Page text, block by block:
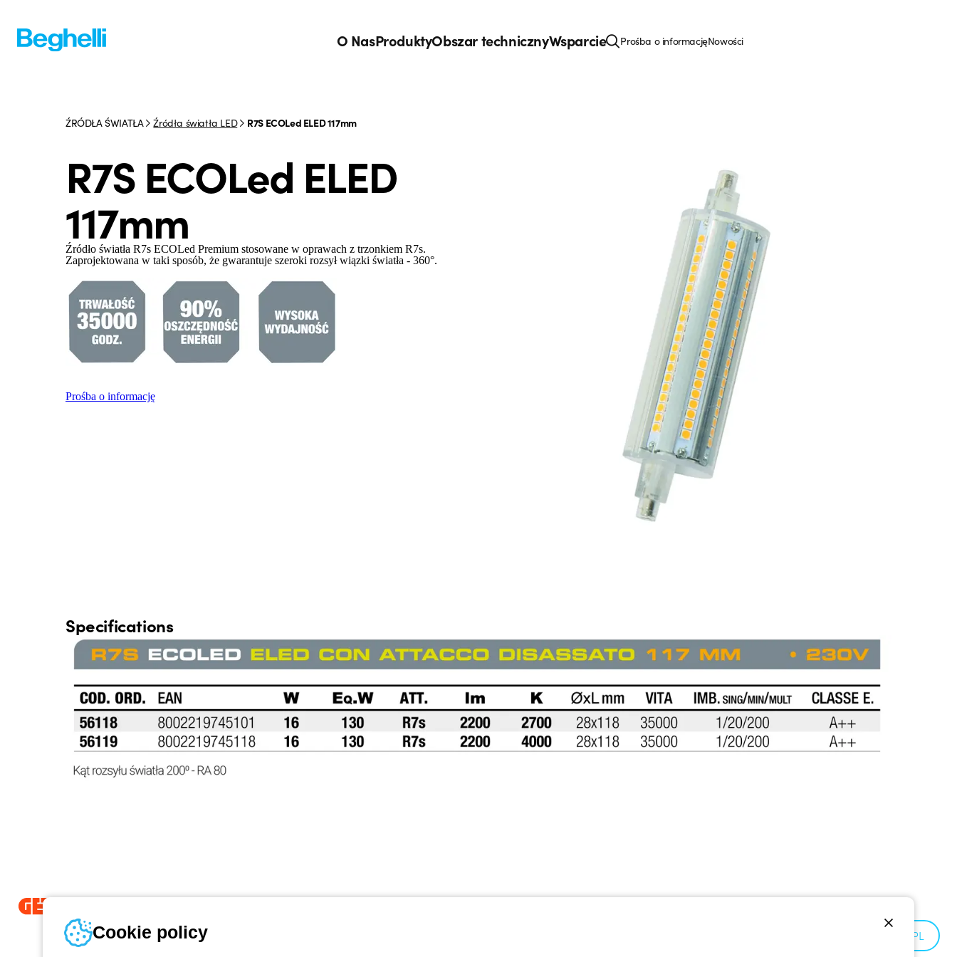
O NasProduktyObszar technicznyWsparcie Prośba o informacjęNowości
ŹRÓDŁA ŚWIATŁA Źródła światła LED R7S ECOLed ELED 117mm
R7S ECOLed ELED
117mm
Źródło światła R7s ECOLed Premium stosowane w oprawach z trzonkiem R7s.
Zaprojektowana w taki sposób, że gwarantuje szeroki rozsył wiązki światła - 360°.
Prośba o informację
Specifications
Od 2025 roku firma Beghelli jest częścią Grupy GEWISS, działając w ramach ekosystemu GEWISS
LightZone, w którym tworzymy zintegrowane rozwiązania oświetleniowe, przekształcające złożoność w
PL
Cookie policy